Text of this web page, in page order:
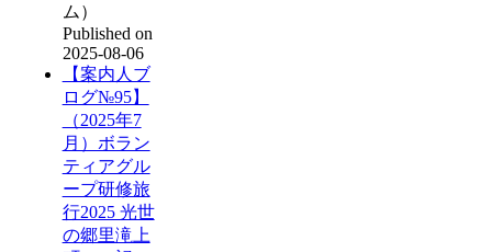
ム）
Published on
2025-08-06
【案内人ブ
ログ№95】
（2025年7
月）ボラン
ティアグル
ープ研修旅
行2025 光世
の郷里滝上